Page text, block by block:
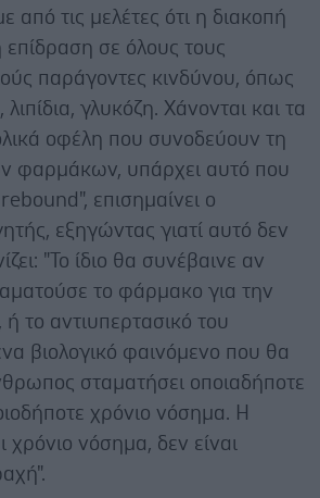
από τις μελέτες ότι η διακοπή
επίδραση σε όλους τους
παράγοντες κινδύνου, όπως
γλυκόζη. Χάνονται και τα
οφέλη που συνοδεύουν τη
φαρμάκων, υπάρχει αυτό που
επισημαίνει ο
εξηγώντας γιατί αυτό δεν
"Το ίδιο θα συνέβαινε αν
το φάρμακο για την
το αντιυπερτασικό του
βιολογικό φαινόμενο που θα
σταματήσει οποιαδήποτε
χρόνιο νόσημα. Η
χρόνιο νόσημα, δεν είναι